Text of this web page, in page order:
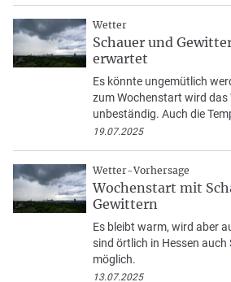
Wetter
Schauer und
erwartet
Es könnte ungemütlich
zum Wochenstart wird das
unbeständig. Auch die
19.07.2025
Wetter-Vorhersage
Wochenstart mit
Gewittern
Es bleibt warm, wird aber
sind örtlich in Hessen auch
möglich.
13.07.2025